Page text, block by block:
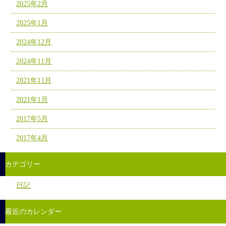
2025年2月
2025年1月
2024年12月
2024年11月
2021年11月
2021年1月
2017年5月
2017年4月
カテゴリー
日記
最近のカレンダー